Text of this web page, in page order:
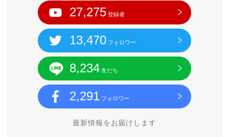
27,275 登録者
13,470 フォロワー
8,234 友だち
2,291 フォロワー
最新情報をお届けします